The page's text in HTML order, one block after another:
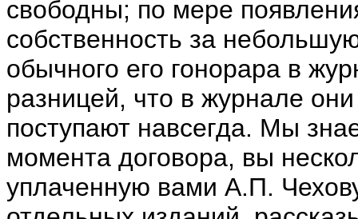
свободны; по мере
собственность за
обычного его гонорара в
разницей, что в журнале
поступают навсегда. Мы
момента договора, вы
уплаченную вами А.П.